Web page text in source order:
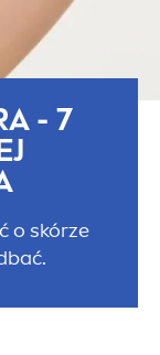
- 7
o skórze